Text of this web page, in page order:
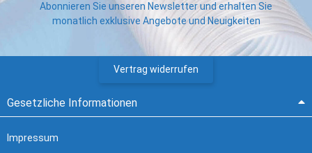
Abonnieren Sie unseren Newsletter und erhalten Sie
monatlich exklusive Angebote und Neuigkeiten
Vertrag widerrufen
Gesetzliche Informationen
Impressum